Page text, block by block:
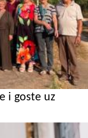
i goste uz